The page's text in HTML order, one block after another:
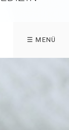
☰ MENÜ